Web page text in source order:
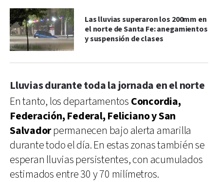
Las lluvias superaron los 200mm en
el norte de Santa Fe: anegamientos
y suspensión de clases
Lluvias durante toda la jornada en el norte
En tanto, los departamentos Concordia,
Federación, Federal, Feliciano y San
Salvadorpermanecen bajo alerta amarilla
durante todo el día. En estas zonas también se
esperan lluvias persistentes, con acumulados
estimados entre 30 y 70 milímetros.